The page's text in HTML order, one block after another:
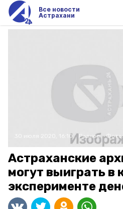
Все новости
Астрахани
30 июля 2020, 16:10 Разное Фото:
Астраханские
могут выиграть в
эксперименте